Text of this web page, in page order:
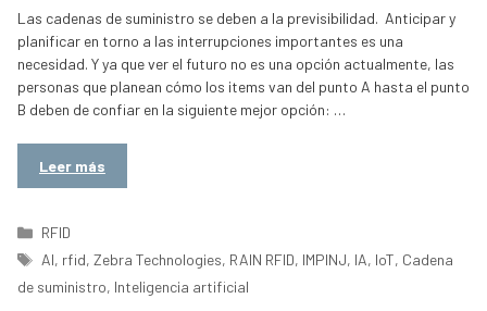
Las cadenas de suministro se deben a la previsibilidad. Anticipar y
planificar en torno a las interrupciones importantes es una
necesidad. Y ya que ver el futuro no es una opción actualmente, las
personas que planean cómo los items van del punto A hasta el punto
B deben de confiar en la siguiente mejor opción: …
Leer más
Categorías
RFID
Etiquetas
AI, rfid,Zebra Technologies, RAIN RFID, IMPINJ, IA, IoT, Cadena
de suministro, Inteligencia artificial